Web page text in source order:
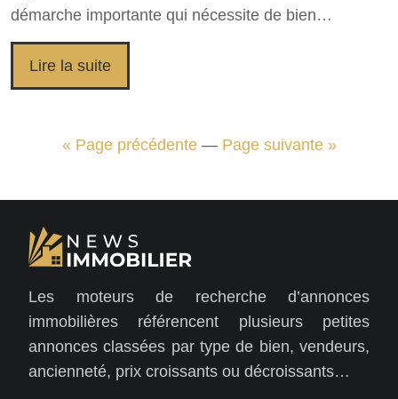
démarche importante qui nécessite de bien…
Lire la suite
« Page précédente— Page suivante »
Les moteurs de recherche d’annonces
immobilières référencent plusieurs petites
annonces classées par type de bien, vendeurs,
ancienneté, prix croissants ou décroissants…